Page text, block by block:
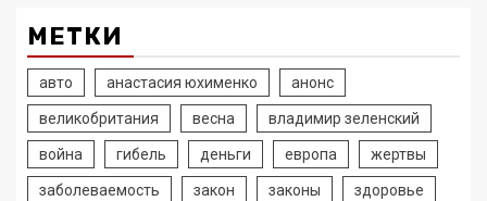
МЕТКИ
авто анастасия юхименко анонс
великобритания весна владимир зеленский
война гибель деньги европа жертвы
заболеваемость закон законы здоровье